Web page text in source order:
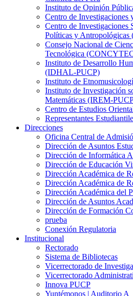
Instituto de Opinión
Centro de Investigaciones
Centro de Investigaciones
Políticas y Antropológicas
Consejo Nacional de
Tecnológica
Instituto de Desarrollo
(IDHAL-PUCP)
Instituto de
Instituto de Investigación
Matemáticas (IREM-
Centro de Estudios
Representantes
Direcciones
Oficina Central de
Dirección de Asuntos
Dirección de Informática
Dirección de Educación
Dirección Académica de
Dirección Académica de
Dirección Académica del
Dirección de Asuntos
Dirección de Formación
prueba
Conexión Regulatoria
Institucional
Rectorado
Sistema de Bibliotecas
Vicerrectorado de
Vicerrectorado
Innova PUCP
Yuntémonos | Auditorio A